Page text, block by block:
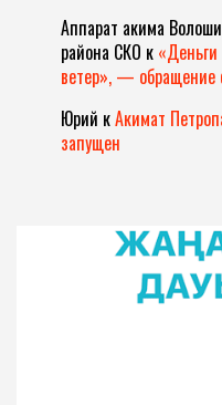
Аппарат акима
района СКО к
ветер», — обращение
Юрий кАкимат
запущен